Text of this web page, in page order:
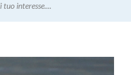
interesse....